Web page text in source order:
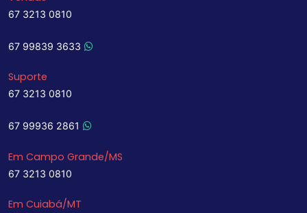
67 3213 0810
67 99839 3633
Suporte
67 3213 0810
67 99936 2861
Em Campo Grande/MS
67 3213 0810
Em Cuiabá/MT